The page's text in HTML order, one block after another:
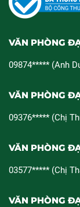
VĂN PHÒNG
09874***** (Anh
VĂN PHÒNG
09376***** (Chị
VĂN PHÒNG
03577***** (Chị
VĂN PHÒNG